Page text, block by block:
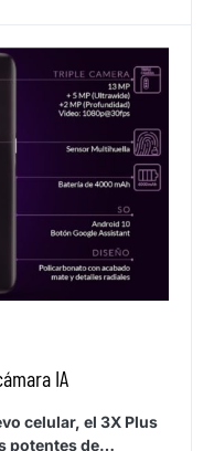
IA
celular, el 3X Plus
potentes de…